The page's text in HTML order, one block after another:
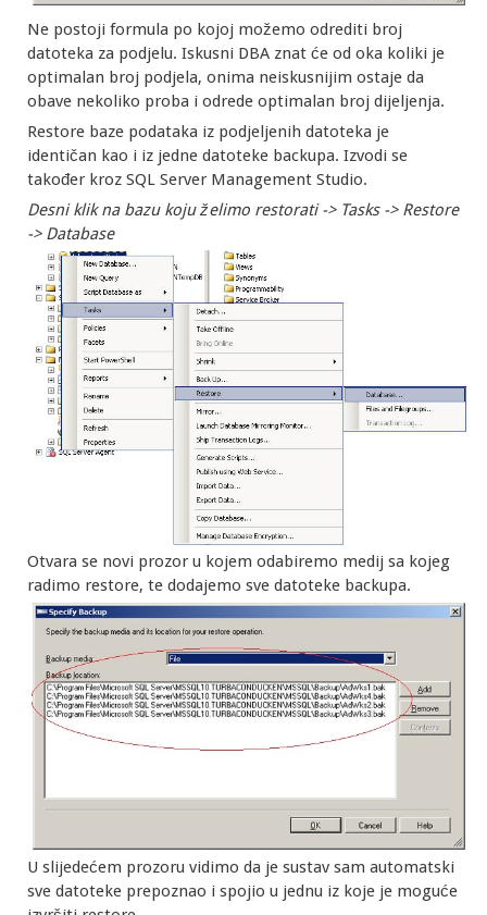
Ne postoji formula po kojoj možemo odrediti broj
datoteka za podjelu. Iskusni DBA znat će od oka koliki je
optimalan broj podjela, onima neiskusnijim ostaje da
obave nekoliko proba i odrede optimalan broj dijeljenja.
Restore baze podataka iz podjeljenih datoteka je
identičan kao i iz jedne datoteke backupa. Izvodi se
također kroz SQL Server Management Studio.
Desni klik na bazu koju želimo restorati -> Tasks -> Restore
-> Database
Otvara se novi prozor u kojem odabiremo medij sa kojeg
radimo restore, te dodajemo sve datoteke backupa.
U slijedećem prozoru vidimo da je sustav sam automatski
sve datoteke prepoznao i spojio u jednu iz koje je moguće